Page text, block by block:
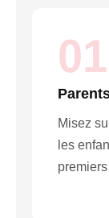
01
Misez
les